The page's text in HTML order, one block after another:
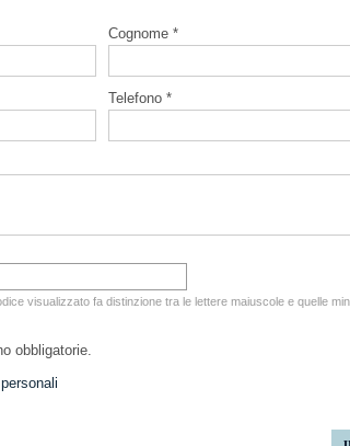
Cognome *
Telefono *
visualizzato fa distinzione tra le lettere maiuscole e quelle
obbligatorie.